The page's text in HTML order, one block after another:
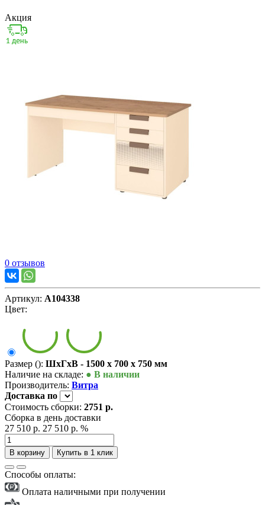
Акция
0 отзывов
Артикул: А104338
Цвет:
Размер (): ШxГxВ - 1500 x 700 x 750 мм
Наличие на складе: ● В наличии
Производитель: Витра
Доставка по
Стоимость сборки: 2751 р.
Сборка в день доставки
27 510 р. 27 510 р. %
В корзину Купить в 1 клик
Способы оплаты:
Оплата наличными при получении